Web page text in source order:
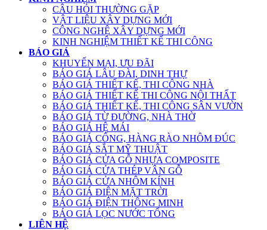
CÂU HỎI THƯỜNG GẶP
VẬT LIỆU XÂY DỰNG MỚI
CÔNG NGHỆ XÂY DỰNG MỚI
KINH NGHIỆM THIẾT KẾ THI CÔNG
BÁO GIÁ
KHUYẾN MẠI, ƯU ĐÃI
BÁO GIÁ LÂU ĐÀI, DINH THỰ
BÁO GIÁ THIẾT KẾ, THI CÔNG NHÀ
BÁO GIÁ THIẾT KẾ THI CÔNG NỘI THẤT
BÁO GIÁ THIẾT KẾ, THI CÔNG SÂN VƯỜN
BÁO GIÁ TỪ ĐƯỜNG, NHÀ THỜ
BÁO GIÁ HỆ MÁI
BÁO GIÁ CỔNG, HÀNG RÀO NHÔM ĐÚC
BÁO GIÁ SẮT MỸ THUẬT
BÁO GIÁ CỬA GỖ NHỰA COMPOSITE
BÁO GIÁ CỬA THÉP VÂN GỖ
BÁO GIÁ CỬA NHÔM KÍNH
BÁO GIÁ ĐIỆN MẶT TRỜI
BÁO GIÁ ĐIỆN THÔNG MINH
BÁO GIÁ LỌC NƯỚC TỔNG
LIÊN HỆ